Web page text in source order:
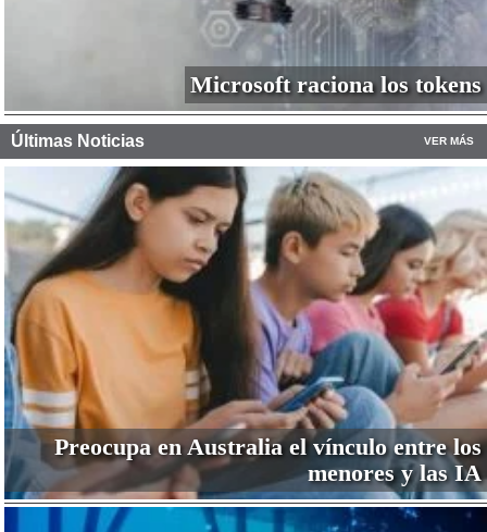
Microsoft raciona los tokens
Últimas Noticias VER MÁS
Preocupa en Australia el vínculo entre los
menores y las IA